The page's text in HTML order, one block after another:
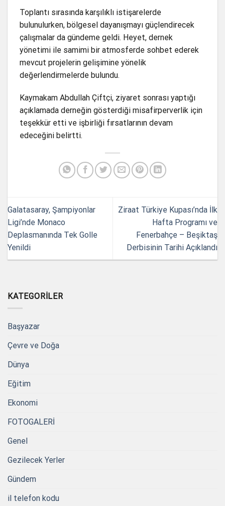
Toplantı sırasında karşılıklı istişarelerde
bulunulurken, bölgesel dayanışmayı güçlendirecek
çalışmalar da gündeme geldi. Heyet, dernek
yönetimi ile samimi bir atmosferde sohbet ederek
mevcut projelerin gelişimine yönelik
değerlendirmelerde bulundu.
Kaymakam Abdullah Çiftçi, ziyaret sonrası yaptığı
açıklamada derneğin gösterdiği misafirperverlik için
teşekkür etti ve işbirliği fırsatlarının devam
edeceğini belirtti.
Galatasaray, Şampiyonlar
Ligi’nde Monaco
Deplasmanında Tek Golle
Yenildi
Ziraat Türkiye Kupası’nda İlk
Hafta Programı ve
Fenerbahçe – Beşiktaş
Derbisinin Tarihi Açıklandı
KATEGORILER
Başyazar
Çevre ve Doğa
Dünya
Eğitim
Ekonomi
FOTOGALERİ
Genel
Gezilecek Yerler
Gündem
il telefon kodu